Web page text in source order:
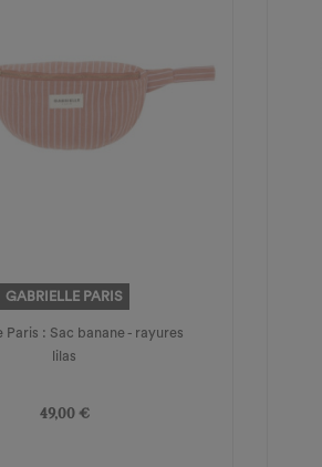
GABRIELLE PARIS
Paris : Sac banane - rayures
lilas
49,00 €